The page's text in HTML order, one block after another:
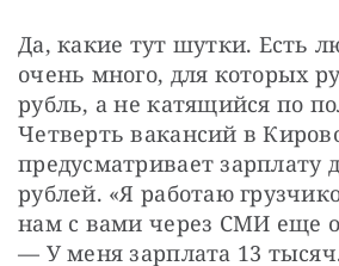
Да, какие тут шутки. Есть
очень много, для которых
рубль, а не катящийся по
Четверть вакансий в
предусматривает зарплату
рублей. «Я работаю
нам с вами через СМИ еще
— У меня зарплата 13